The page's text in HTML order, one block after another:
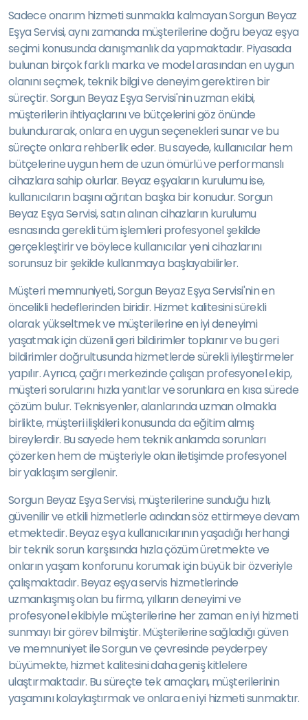
Sadece onarım hizmeti sunmakla kalmayan Sorgun Beyaz
Eşya Servisi, aynı zamanda müşterilerine doğru beyaz eşya
seçimi konusunda danışmanlık da yapmaktadır. Piyasada
bulunan birçok farklı marka ve model arasından en uygun
olanını seçmek, teknik bilgi ve deneyim gerektiren bir
süreçtir. Sorgun Beyaz Eşya Servisi'nin uzman ekibi,
müşterilerin ihtiyaçlarını ve bütçelerini göz önünde
bulundurarak, onlara en uygun seçenekleri sunar ve bu
süreçte onlara rehberlik eder. Bu sayede, kullanıcılar hem
bütçelerine uygun hem de uzun ömürlü ve performanslı
cihazlara sahip olurlar. Beyaz eşyaların kurulumu ise,
kullanıcıların başını ağrıtan başka bir konudur. Sorgun
Beyaz Eşya Servisi, satın alınan cihazların kurulumu
esnasında gerekli tüm işlemleri profesyonel şekilde
gerçekleştirir ve böylece kullanıcılar yeni cihazlarını
sorunsuz bir şekilde kullanmaya başlayabilirler.
Müşteri memnuniyeti, Sorgun Beyaz Eşya Servisi'nin en
öncelikli hedeflerinden biridir. Hizmet kalitesini sürekli
olarak yükseltmek ve müşterilerine en iyi deneyimi
yaşatmak için düzenli geri bildirimler toplanır ve bu geri
bildirimler doğrultusunda hizmetlerde sürekli iyileştirmeler
yapılır. Ayrıca, çağrı merkezinde çalışan profesyonel ekip,
müşteri sorularını hızla yanıtlar ve sorunlara en kısa sürede
çözüm bulur. Teknisyenler, alanlarında uzman olmakla
birlikte, müşteri ilişkileri konusunda da eğitim almış
bireylerdir. Bu sayede hem teknik anlamda sorunları
çözerken hem de müşteriyle olan iletişimde profesyonel
bir yaklaşım sergilenir.
Sorgun Beyaz Eşya Servisi, müşterilerine sunduğu hızlı,
güvenilir ve etkili hizmetlerle adından söz ettirmeye devam
etmektedir. Beyaz eşya kullanıcılarının yaşadığı herhangi
bir teknik sorun karşısında hızla çözüm üretmekte ve
onların yaşam konforunu korumak için büyük bir özveriyle
çalışmaktadır. Beyaz eşya servis hizmetlerinde
uzmanlaşmış olan bu firma, yılların deneyimi ve
profesyonel ekibiyle müşterilerine her zaman en iyi hizmeti
sunmayı bir görev bilmiştir. Müşterilerine sağladığı güven
ve memnuniyet ile Sorgun ve çevresinde peyderpey
büyümekte, hizmet kalitesini daha geniş kitlelere
ulaştırmaktadır. Bu süreçte tek amaçları, müşterilerinin
yaşamını kolaylaştırmak ve onlara en iyi hizmeti sunmaktır.